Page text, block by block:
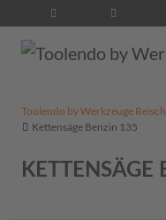
Toolendo by Werkzeuge
Kettensäge Benzin 135